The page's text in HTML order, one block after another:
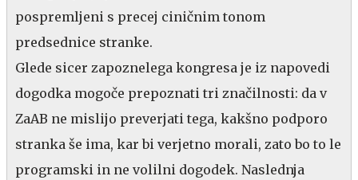
pospremljeni s precej ciničnim tonom
predsednice stranke.
Glede sicer zapoznelega kongresa je iz napovedi
dogodka mogoče prepoznati tri značilnosti: da v
ZaAB ne mislijo preverjati tega, kakšno podporo
stranka še ima, kar bi verjetno morali, zato bo to le
programski in ne volilni dogodek. Naslednja